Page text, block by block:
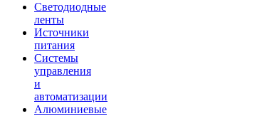
Светодиодные
ленты
Источники
питания
Системы
управления
и
автоматизации
Алюминиевые